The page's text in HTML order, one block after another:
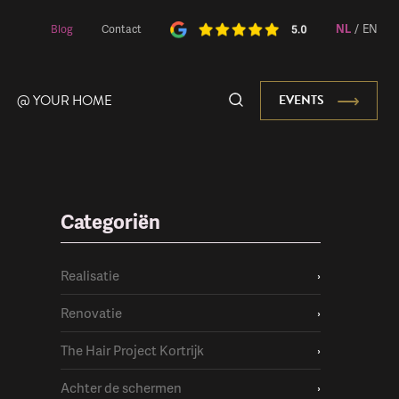
Onze Mascotte
@ YOUR HOME EVENTS
Blog Contact NL / EN
Categoriën
Realisatie
›
Renovatie
›
The Hair Project Kortrijk
›
Achter de schermen
›